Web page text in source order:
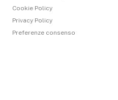
Cookie Policy
Privacy Policy
Preferenze consenso